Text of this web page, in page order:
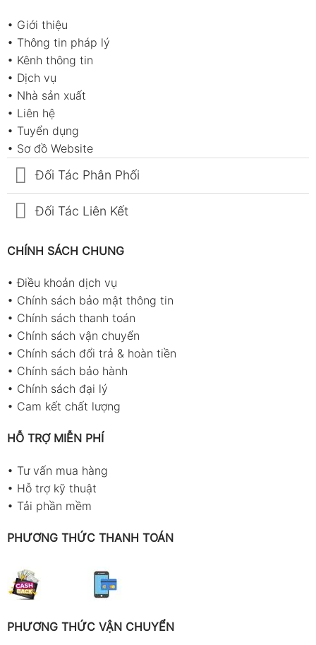
• Giới thiệu
• Thông tin pháp lý
• Kênh thông tin
• Dịch vụ
• Nhà sản xuất
• Liên hệ
• Tuyển dụng
• Sơ đồ Website
Đối Tác Phân Phối
Đối Tác Liên Kết
CHÍNH SÁCH CHUNG
•Điều khoản dịch vụ
• Chính sách bảo mật thông tin
• Chính sách thanh toán
• Chính sách vận chuyển
• Chính sách đổi trả & hoàn tiền
• Chính sách bảo hành
• Chính sách đại lý
• Cam kết chất lượng
HỖ TRỢ MIỄN PHÍ
• Tư vấn mua hàng
• Hỗ trợ kỹ thuật
• Tải phần mềm
PHƯƠNG THỨC THANH TOÁN
PHƯƠNG THỨC VẬN CHUYỂN